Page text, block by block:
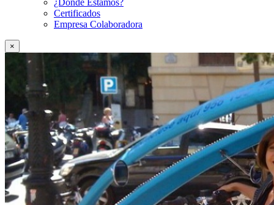
¿Dónde Estamos?
Certificados
Empresa Colaboradora
×